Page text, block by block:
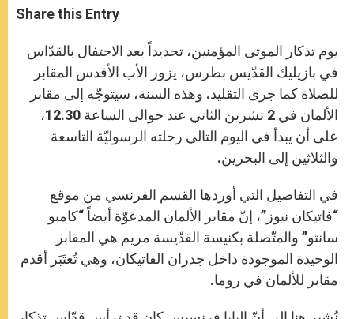
t
s
p
p
s
e
g
e
e
b
o
k
r
Share this Entry
يوم تذكار الموتى المؤمنين، تحديداً بعد الاحتفال بالقدّاس
في بازيليك القدّيس بطرس، يزور الأب الأقدس المقابر
للصلاة كما جرى التقليد. وهذه السنة، سيتوجّه إلى مقابر
الألمان في 2 تشرين الثاني عند حوالى الساعة 12.30،
على أن يبدأ في اليوم التالي رحلته الرسوليّة التاسعة
والثلاثين إلى البحرين.
في التفاصيل التي أوردها القسم الفرنسي من موقع
“فاتيكان نيوز”، إنّ مقابر الألمان المدعوّة أيضاً “كامبو
سانتو” والمتّصلة بكنيسة القدّيسة مريم هي المقابر
الوحيدة الموجودة داخل جدران الفاتيكان، وهي تُعتَبَر أقدم
مقابر للألمان في روما.